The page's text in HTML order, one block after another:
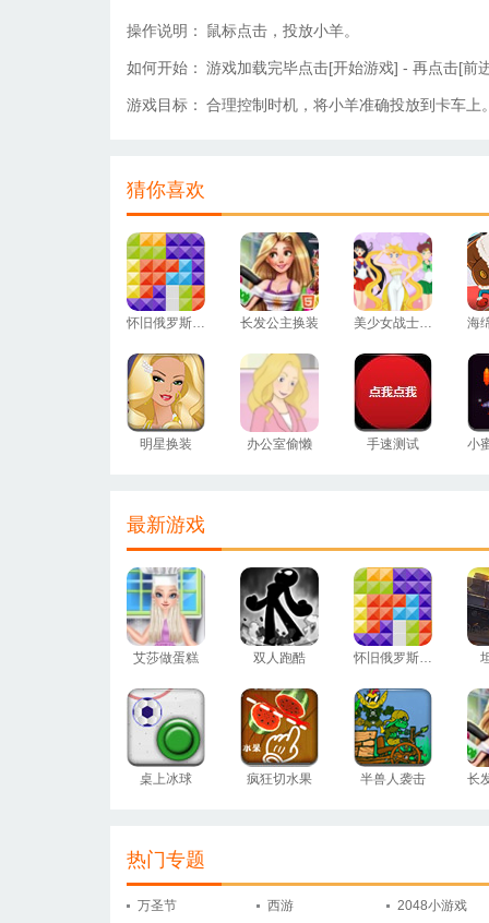
操作说明： 鼠标点击，投放小羊。
如何开始： 游戏加载完毕点击[开始游戏] - 再点击[前
游戏目标： 合理控制时机，将小羊准确投放到卡车上
猜你喜欢
怀旧俄罗斯方块 长发公主换装 美少女战士换装
明星换装 办公室偷懒 手速测试
最新游戏
艾莎做蛋糕 双人跑酷 怀旧俄罗斯方块
桌上冰球 疯狂切水果 半兽人袭击 长
热门专题
万圣节 西游 2048小游戏